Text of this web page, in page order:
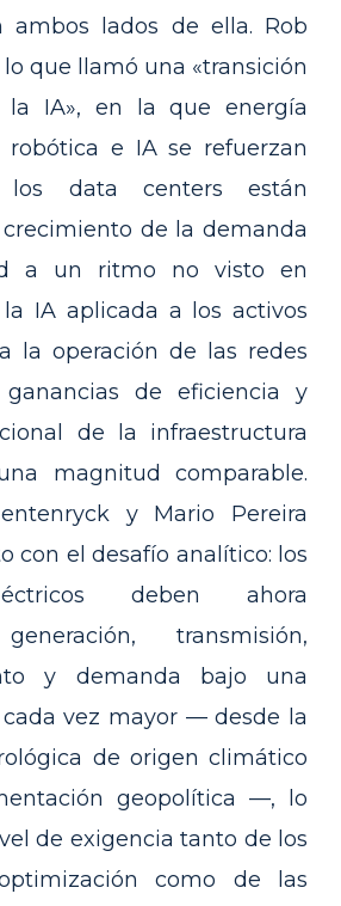
lados de ella. Rob
que llamó una «transición
la IA», en la que energía
robótica e IA se refuerzan
los data centers están
de la demanda
a un ritmo no visto en
IA aplicada a los activos
la operación de las redes
de eficiencia y
de la infraestructura
magnitud comparable.
y Mario Pereira
con el desafío analítico: los
deben ahora
transmisión,
y demanda bajo una
vez mayor — desde la
de origen climático
geopolítica —, lo
de exigencia tanto de los
como de las